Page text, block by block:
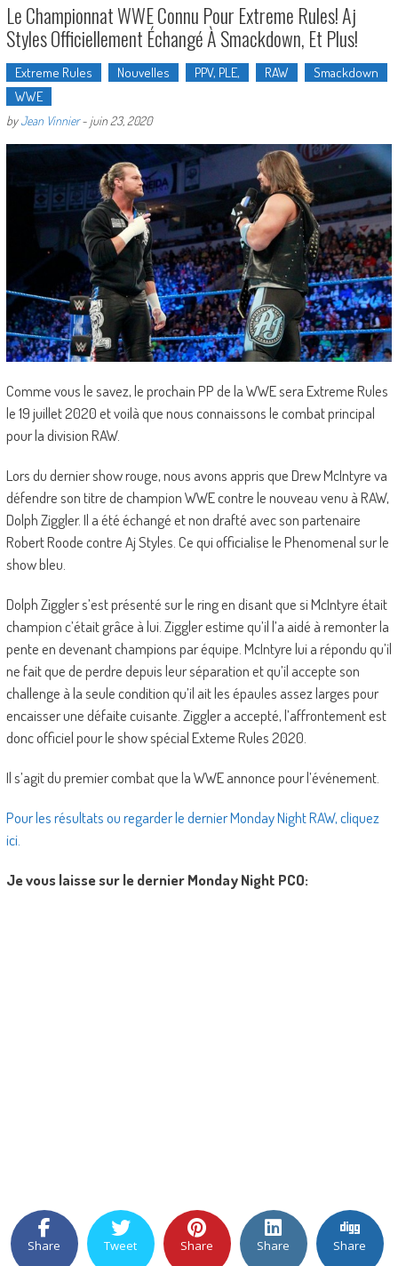
Le Championnat WWE Connu Pour Extreme Rules! Aj
Styles Officiellement Échangé À Smackdown, Et Plus!
Extreme Rules Nouvelles PPV, PLE, RAW
Smackdown
WWE
byJean Vinnier- juin 23, 2020
Comme vous le savez, le prochain PP de la WWE sera Extreme Rules
le 19 juillet 2020 et voilà que nous connaissons le combat principal
pour la division RAW.
Lors du dernier show rouge, nous avons appris que Drew McIntyre va
défendre son titre de champion WWE contre le nouveau venu à RAW,
Dolph Ziggler. Il a été échangé et non drafté avec son partenaire
Robert Roode contre Aj Styles. Ce qui officialise le Phenomenal sur le
show bleu.
Dolph Ziggler s’est présenté sur le ring en disant que si McIntyre était
champion c’était grâce à lui. Ziggler estime qu’il l’a aidé à remonter la
pente en devenant champions par équipe. McIntyre lui a répondu qu’il
ne fait que de perdre depuis leur séparation et qu’il accepte son
challenge à la seule condition qu’il ait les épaules assez larges pour
encaisser une défaite cuisante. Ziggler a accepté, l’affrontement est
donc officiel pour le show spécial Exteme Rules 2020.
Il s’agit du premier combat que la WWE annonce pour l’événement.
Pour les résultats ou regarder le dernier Monday Night RAW, cliquez
ici.
Je vous laisse sur le dernier Monday Night PCO:
Share Tweet Share Share Share